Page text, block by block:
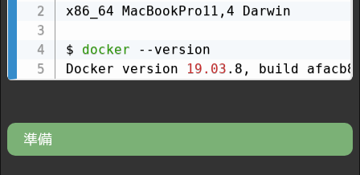
x86_64 MacBookPro11,4 Darwin
$ docker --version
Docker version
19.03 .8, build
準備